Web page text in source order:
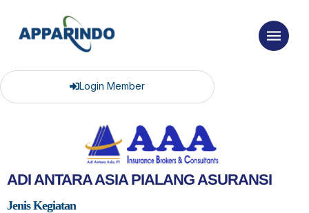
Login Member
ADI ANTARA ASIA PIALANG ASURANSI
Jenis Kegiatan